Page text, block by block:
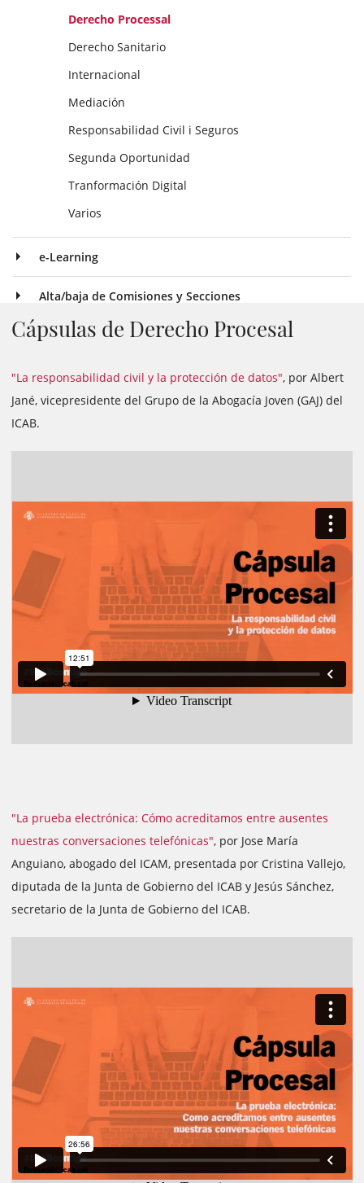
Derecho Processal
Derecho Sanitario
Internacional
Mediación
Responsabilidad Civil i Seguros
Segunda Oportunidad
Tranformación Digital
Varios
e-Learning
Alta/baja de Comisiones y Secciones
Cápsulas de Derecho Procesal
"La responsabilidad civil y la protección de datos", por Albert
Jané, vicepresidente del Grupo de la Abogacía Joven (GAJ) del
ICAB.
"La prueba electrónica: Cómo acreditamos entre ausentes
nuestras conversaciones telefónicas", por Jose María
Anguiano, abogado del ICAM, presentada por Cristina Vallejo,
diputada de la Junta de Gobierno del ICAB y Jesús Sánchez,
secretario de la Junta de Gobierno del ICAB.